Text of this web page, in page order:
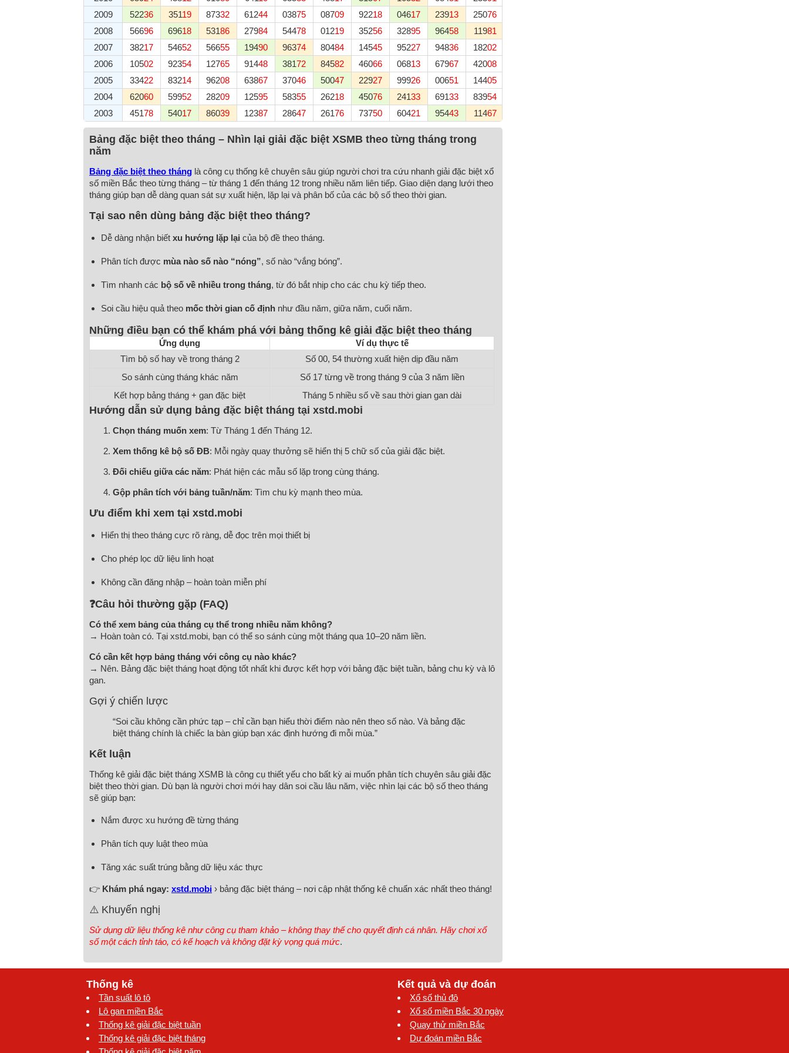
2009
52236 35119 87332 61244 03875 08709 92218 04617 23913 25076
2008
56696 69618 53186 27984 54478 01219 35256 32895 96458 11981
2007
38217 54652 56655 19490 96374 80484 14545 95227 94836 18202
2006
10502 92354 12765 91448 38172 84582 46066 06813 67967 42008
2005
33422 83214 96208 63867 37046 50047 22927 99926 00651 14405
2004
62060 59952 28209 12595 58355 26218 45076 24133 69133 83954
2003
45178 54017 86039 12387 28647 26176 73750 60421 95443 11467
Bảng đặc biệt theo tháng – Nhìn lại giải đặc biệt XSMB theo từng tháng trong
năm
Bảng đặc biệt theo tháng là công cụ thống kê chuyên sâu giúp người chơi tra cứu nhanh giải đặc biệt xổ
số miền Bắc theo từng tháng – từ tháng 1 đến tháng 12 trong nhiều năm liên tiếp. Giao diện dạng lưới theo
tháng giúp bạn dễ dàng quan sát sự xuất hiện, lặp lại và phân bố của các bộ số theo thời gian.
Tại sao nên dùng bảng đặc biệt theo tháng?
Dễ dàng nhận biết xu hướng lặp lại của bộ đề theo tháng.
Phân tích được mùa nào số nào “nóng”, số nào “vắng bóng”.
Tìm nhanh các bộ số về nhiều trong tháng, từ đó bắt nhịp cho các chu kỳ tiếp theo.
Soi cầu hiệu quả theo mốc thời gian cố định như đầu năm, giữa năm, cuối năm.
Những điều bạn có thể khám phá với bảng thống kê giải đặc biệt theo tháng
Ứng dụng
Ví dụ thực tế
Tìm bộ số hay về trong tháng 2
Số 00, 54 thường xuất hiện dịp đầu năm
So sánh cùng tháng khác năm
Số 17 từng về trong tháng 9 của 3 năm liền
Kết hợp bảng tháng + gan đặc biệt
Tháng 5 nhiều số về sau thời gian gan dài
Hướng dẫn sử dụng bảng đặc biệt tháng tại xstd.mobi
Chọn tháng muốn xem: Từ Tháng 1 đến Tháng 12.
Xem thống kê bộ số ĐB: Mỗi ngày quay thưởng sẽ hiển thị 5 chữ số của giải đặc biệt.
Đối chiếu giữa các năm: Phát hiện các mẫu số lặp trong cùng tháng.
Gộp phân tích với bảng tuần/năm: Tìm chu kỳ mạnh theo mùa.
Ưu điểm khi xem tại xstd.mobi
Hiển thị theo tháng cực rõ ràng, dễ đọc trên mọi thiết bị
Cho phép lọc dữ liệu linh hoạt
Không cần đăng nhập – hoàn toàn miễn phí
❓Câu hỏi thường gặp (FAQ)
Có thể xem bảng của tháng cụ thể trong nhiều năm không?
→ Hoàn toàn có. Tại xstd.mobi, bạn có thể so sánh cùng một tháng qua 10–20 năm liền.
Có cần kết hợp bảng tháng với công cụ nào khác?
→ Nên. Bảng đặc biệt tháng hoạt động tốt nhất khi được kết hợp với bảng đặc biệt tuần, bảng chu kỳ và lô
gan.
Gợi ý chiến lược
“Soi cầu không cần phức tạp – chỉ cần bạn hiểu thời điểm nào nên theo số nào. Và bảng đặc
biệt tháng chính là chiếc la bàn giúp bạn xác định hướng đi mỗi mùa.”
Kết luận
Thống kê giải đặc biệt tháng XSMB là công cụ thiết yếu cho bất kỳ ai muốn phân tích chuyên sâu giải đặc
biệt theo thời gian. Dù bạn là người chơi mới hay dân soi cầu lâu năm, việc nhìn lại các bộ số theo tháng
sẽ giúp bạn:
Nắm được xu hướng đề từng tháng
Phân tích quy luật theo mùa
Tăng xác suất trúng bằng dữ liệu xác thực
👉 Khám phá ngay: xstd.mobi › bảng đặc biệt tháng – nơi cập nhật thống kê chuẩn xác nhất theo tháng!
⚠️ Khuyến nghị
Sử dụng dữ liệu thống kê như công cụ tham khảo – không thay thế cho quyết định cá nhân. Hãy chơi xổ
số một cách tỉnh táo, có kế hoạch và không đặt kỳ vọng quá mức.
Thống kê
Tần suất lô tô
Lô gan miền Bắc
Thống kê giải đặc biệt tuần
Thống kê giải đặc biệt tháng
Kết quả và dự đoán
Xổ số thủ đô
Xổ số miền Bắc 30 ngày
Quay thử miền Bắc
Dự đoán miền Bắc